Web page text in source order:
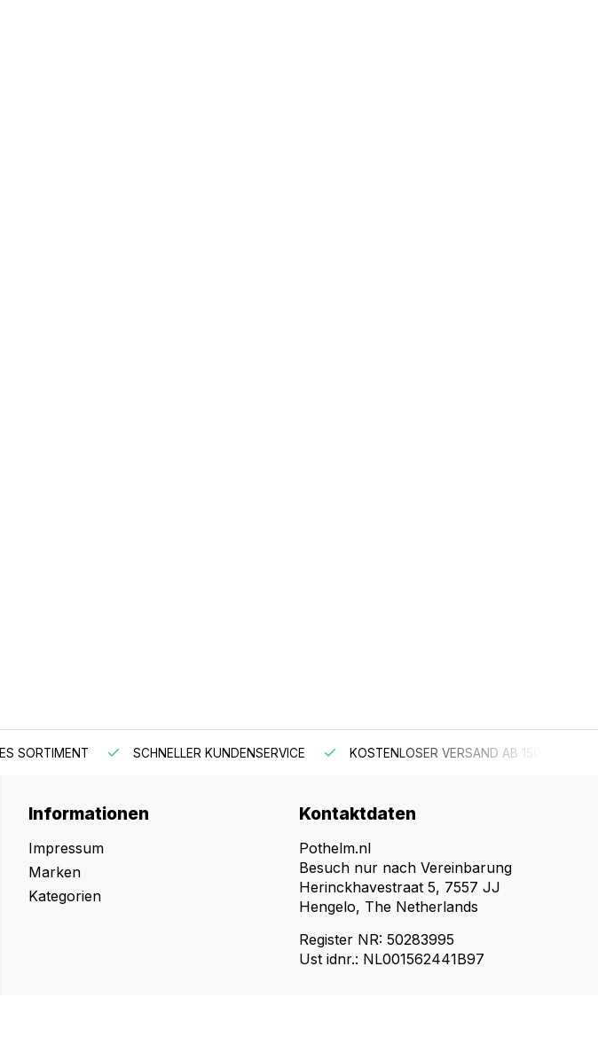
SORTIMENT SCHNELLER KUNDENSERVICE KOSTENLOSER VERSAND AB 150 €
Informationen
Impressum
Marken
Kategorien
Kontaktdaten
Pothelm.nl
Besuch nur nach Vereinbarung
Herinckhavestraat 5, 7557 JJ
Hengelo, The Netherlands
Register NR: 50283995
Ust idnr.: NL001562441B97